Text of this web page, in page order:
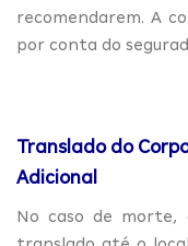
recomendarem. A
por conta do
Translado do
Adicional
No caso de morte,